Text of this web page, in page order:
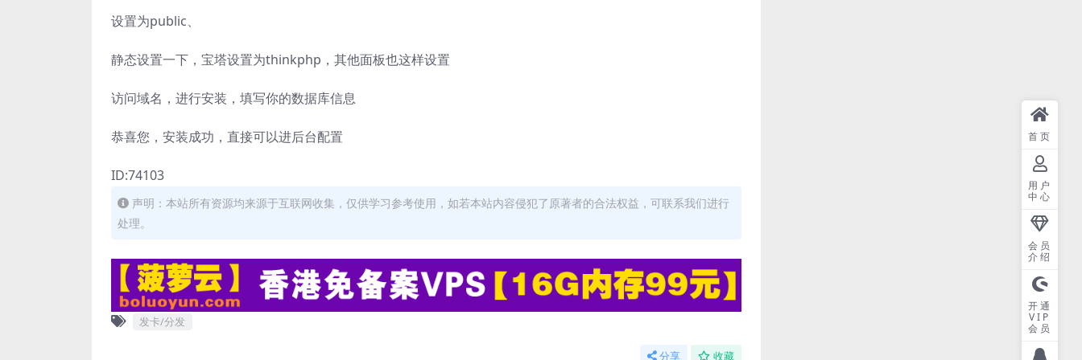
设置为public、
静态设置一下，宝塔设置为thinkphp，其他面板也这样设置
访问域名，进行安装，填写你的数据库信息
恭喜您，安装成功，直接可以进后台配置
ID:74103
声明：本站所有资源均来源于互联网收集，仅供学习参考使用，如若本站内容侵犯了原著者的合法权益，可联系我们进行
处理。
发卡/分发
分享 收藏
首页
用户
中心
会员
介绍
开通
VIP
会员